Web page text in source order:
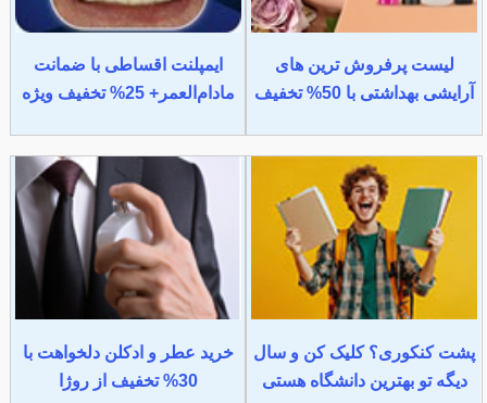
لیست پرفروش ترین های
آرایشی بهداشتی با 50% تخفیف
ایمپلنت اقساطی با ضمانت
مادام‌العمر+ 25% تخفیف ویژه
پشت کنکوری؟ کلیک کن و سال
دیگه تو بهترین دانشگاه هستی
خرید عطر و ادکلن دلخواهت با
30% تخفیف از روژا